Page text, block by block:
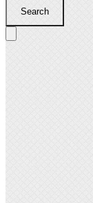
Search